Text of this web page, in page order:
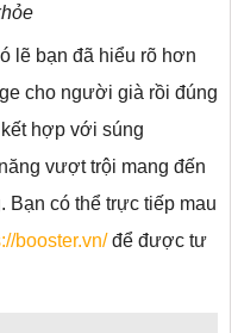
lẽ bạn đã hiểu rõ hơn
cho người già rồi đúng
hợp với súng
vượt trội mang đến
Bạn có thể trực tiếp mau
booster.vn/để được tư